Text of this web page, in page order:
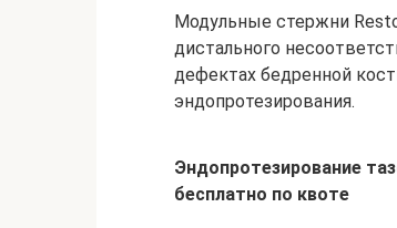
Модульные стержни
дистального
дефектах бедренной
эндопротезирования.
Эндопротезирование
бесплатно по квоте